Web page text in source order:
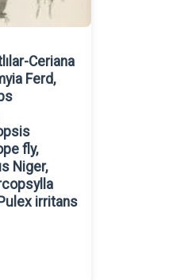
Ceriana
Ferd,
fly,
Niger,
irritans